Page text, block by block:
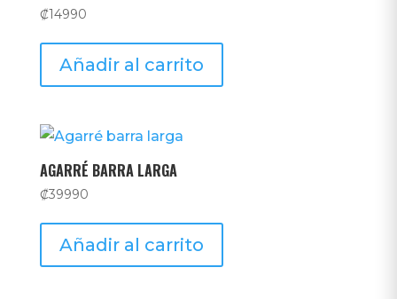
₡14990
Añadir al carrito
AGARRÉ BARRA LARGA
₡39990
Añadir al carrito